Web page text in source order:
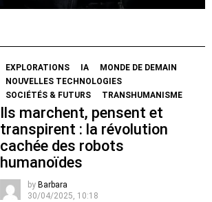
EXPLORATIONS IA
MONDE DE DEMAIN
NOUVELLES TECHNOLOGIES
SOCIÉTÉS & FUTURS
TRANSHUMANISME
Ils marchent, pensent et
transpirent : la révolution
cachée des robots
humanoïdes
by Barbara
30/04/2025, 10:18